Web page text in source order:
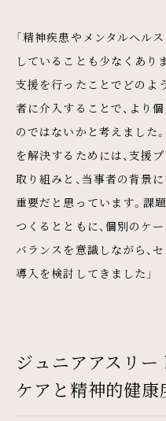
「精神疾患やメンタルヘル
していることも少なくあり
支援を行ったことでどのよ
者に介入することで、より
のではないかと考えました
を解決するためには、支援
取り組みと、当事者の背景
重要だと思っています。課
つくるとともに、個別のケ
バランスを意識しながら、
導入を検討してきました」
ジュニアアスリ
ケアと精神的健